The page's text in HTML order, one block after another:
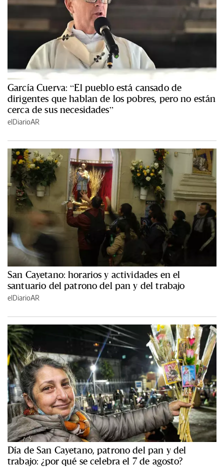
García Cuerva: “El pueblo está cansado de
dirigentes que hablan de los pobres, pero no están
cerca de sus necesidades”
elDiarioAR
San Cayetano: horarios y actividades en el
santuario del patrono del pan y del trabajo
elDiarioAR
Día de San Cayetano, patrono del pan y del
trabajo: ¿por qué se celebra el 7 de agosto?